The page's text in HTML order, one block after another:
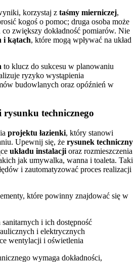
korzystaj z taśmy mierniczej,
kogoś o pomoc; druga osoba może
zwiększy dokładność pomiarów. Nie
i kątach, które mogą wpływać na układ
to klucz do sukcesu w planowaniu
ryzyko wystąpienia
budowlanych oraz opóźnień w
technicznego
projektu łazienki, który stanowi
Upewnij się, że rysunek techniczny
układu instalacji oraz rozmieszczenia
jak umywalka, wanna i toaleta. Taki
i zautomatyzować proces realizacji
które powinny znajdować się w
i ich dostępność
i elektrycznych
wentylacji i oświetlenia
wymaga dokładności,